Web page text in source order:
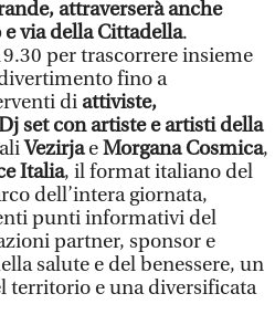
attraverserà anche
via della Cittadella.
per trascorrere insieme
fino a
di attiviste,
set con artiste e artisti della
VezirjaeMorgana Cosmica,
Italia, il format italiano del
dell’intera giornata,
punti informativi del
partner, sponsor e
salute e del benessere, un
territorio e una diversificata